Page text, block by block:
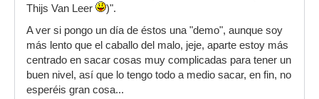
Thijs Van Leer
)".
A ver si pongo un día de éstos una "demo", aunque soy
más lento que el caballo del malo, jeje, aparte estoy más
centrado en sacar cosas muy complicadas para tener un
buen nivel, así que lo tengo todo a medio sacar, en fin, no
esperéis gran cosa...